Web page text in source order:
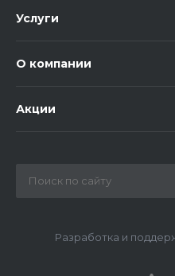
Услуги
О компании
Акции
Разработка и